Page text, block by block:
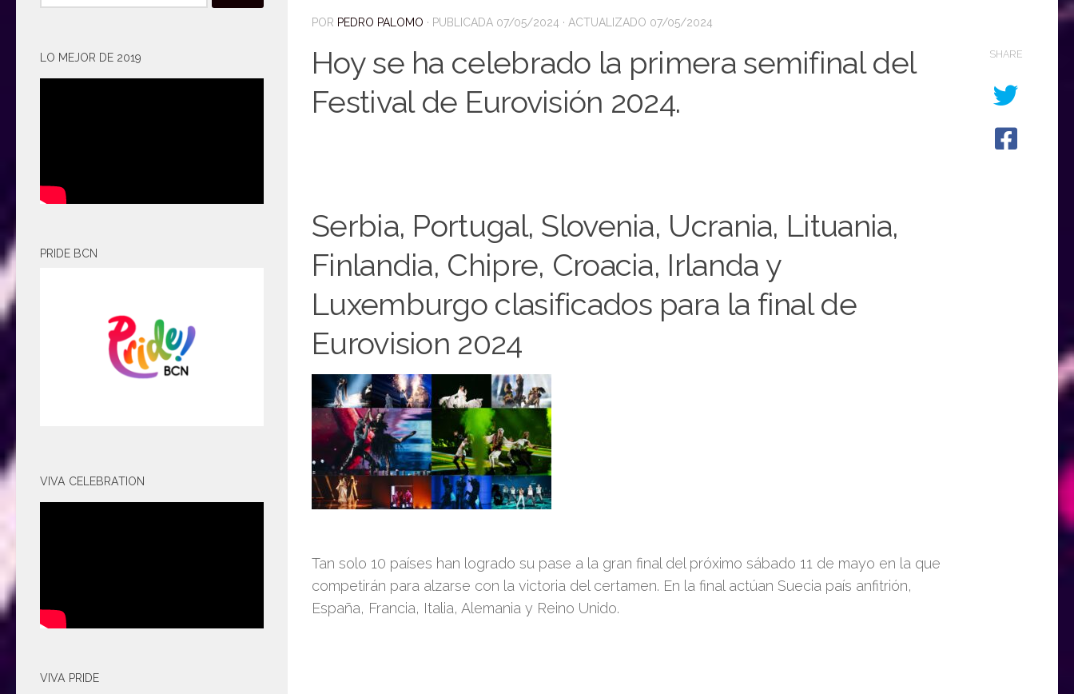
POR PEDRO PALOMO · PUBLICADA 07/05/2024 · ACTUALIZADO 07/05/2024
Hoy se ha celebrado la primera semifinal del
Festival de Eurovisión 2024.
Serbia, Portugal, Slovenia, Ucrania, Lituania,
Finlandia, Chipre, Croacia, Irlanda y
Luxemburgo clasificados para la final de
Eurovision 2024
Tan solo 10 países han logrado su pase a la gran final del próximo sábado 11 de mayo en la que
competirán para alzarse con la victoria del certamen. En la final actúan Suecia país anfitrión,
España, Francia, Italia, Alemania y Reino Unido.
SHARE
LO MEJOR DE 2019
PRIDE BCN
VIVA CELEBRATION
VIVA PRIDE